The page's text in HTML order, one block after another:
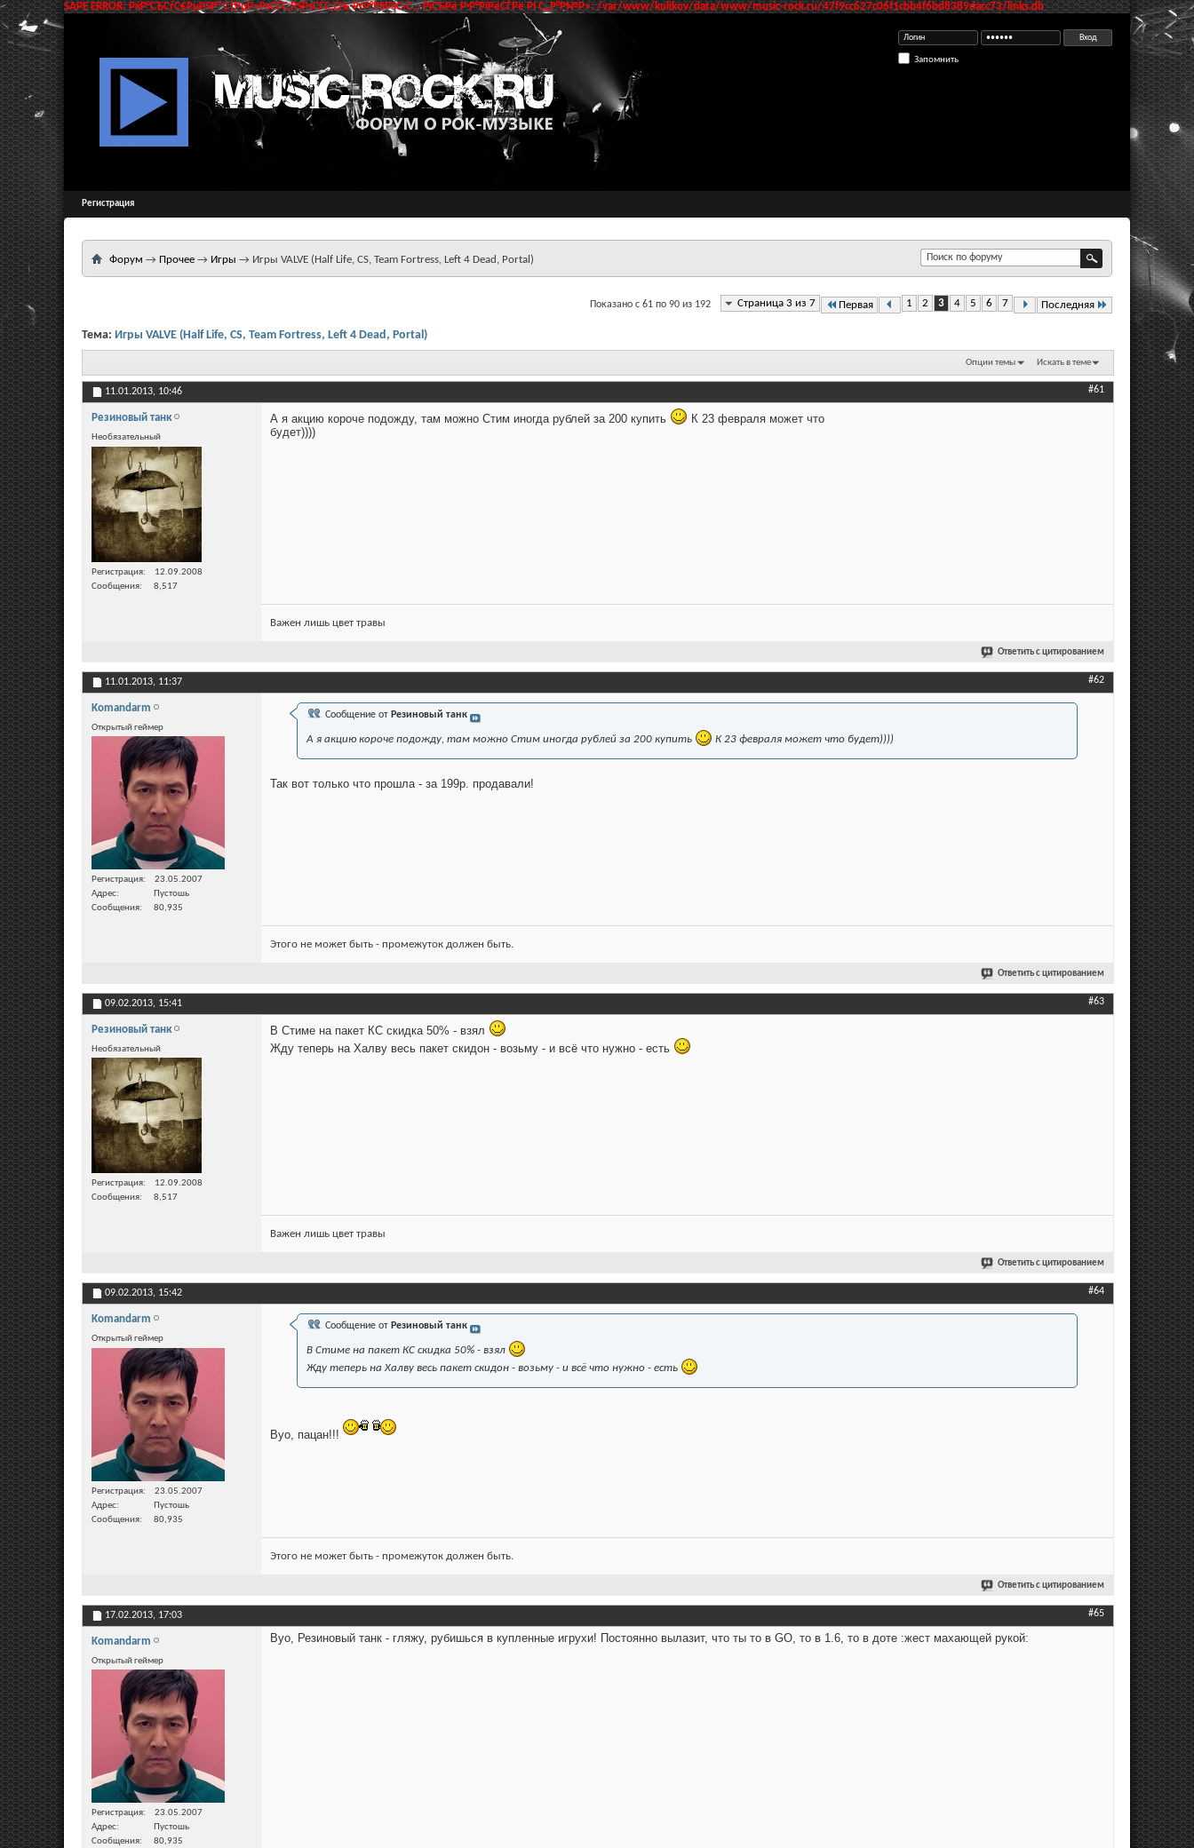
SAPE ERROR: РќР°СЂСѓС€РµРЅР° С†РµР»РѕСЃС‚РЅРѕСЃС‚СЊ РґР°РЅРЅС‹С… РїСЂРё Р·Р°РїРёСЃРё РІ С„Р°Р№Р»: /var/www/kulikov/data/www/music-rock.ru/47f9cc627c06f1cbb4f6bd8389dacc73/links.db
Запомнить
Регистрация
Форум → Прочее → Игры → Игры VALVE (Half Life, CS, Team Fortress, Left 4 Dead, Portal)
Страница 3 из 7 Первая 1 2 3 4 5 6 7 Последняя
Показано с 61 по 90 из 192
Тема: Игры VALVE (Half Life, CS, Team Fortress, Left 4 Dead, Portal)
Опции темы Искать в теме
11.01.2013, 10:46 #61
Резиновый танк
Необязательный
Регистрация
12.09.2008
Сообщения
8,517
А я акцию короче подожду, там можно Стим иногда рублей за 200 купить
К 23 февраля может что
будет))))
Важен лишь цвет травы
Ответить с цитированием
11.01.2013, 11:37 #62
Komandarm
Открытый геймер
Регистрация
23.05.2007
Адрес
Пустошь
Сообщения
80,935
Сообщение от Резиновый танк
А я акцию короче подожду, там можно Стим иногда рублей за 200 купить К 23 февраля может что будет))))
Так вот только что прошла - за 199р. продавали!
Этого не может быть - промежуток должен быть.
Ответить с цитированием
09.02.2013, 15:41 #63
Резиновый танк
Необязательный
Регистрация
12.09.2008
Сообщения
8,517
В Стиме на пакет КС скидка 50% - взял
Жду теперь на Халву весь пакет скидон - возьму - и всё что нужно - есть
Важен лишь цвет травы
Ответить с цитированием
09.02.2013, 15:42 #64
Komandarm
Открытый геймер
Регистрация
23.05.2007
Адрес
Пустошь
Сообщения
80,935
Сообщение от Резиновый танк
В Стиме на пакет КС скидка 50% - взял
Жду теперь на Халву весь пакет скидон - возьму - и всё что нужно - есть
Вуо, пацан!!!
Этого не может быть - промежуток должен быть.
Ответить с цитированием
17.02.2013, 17:03 #65
Komandarm
Открытый геймер
Регистрация
23.05.2007
Адрес
Пустошь
Сообщения
80,935
Вуо, Резиновый танк - гляжу, рубишься в купленные игрухи! Постоянно вылазит, что ты то в GO, то в 1.6, то в доте :жест махающей рукой: